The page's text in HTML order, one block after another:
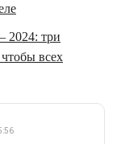
2024: три
всех